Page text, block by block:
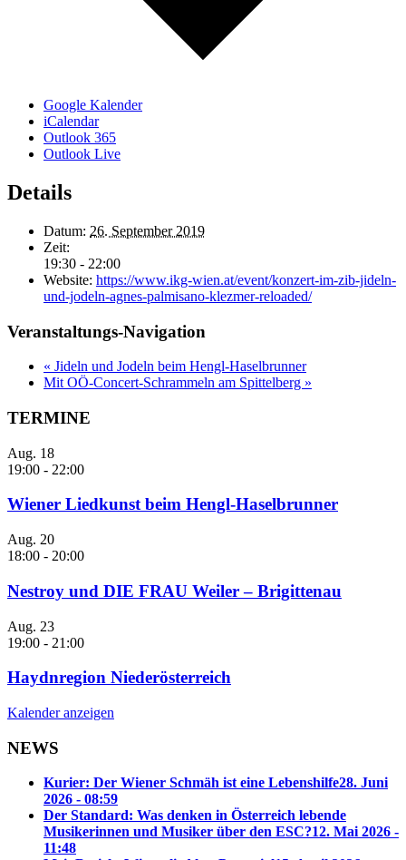
Google Kalender
iCalendar
Outlook 365
Outlook Live
Details
Datum: 26. September 2019
Zeit:
19:30 - 22:00
Website: https://www.ikg-wien.at/event/konzert-im-zib-jideln-
und-jodeln-agnes-palmisano-klezmer-reloaded/
Veranstaltungs-Navigation
« Jideln und Jodeln beim Hengl-Haselbrunner
Mit OÖ-Concert-Schrammeln am Spittelberg »
TERMINE
Aug. 18
19:00 - 22:00
Wiener Liedkunst beim Hengl-Haselbrunner
Aug. 20
18:00 - 20:00
Nestroy und DIE FRAU Weiler – Brigittenau
Aug. 23
19:00 - 21:00
Haydnregion Niederösterreich
Kalender anzeigen
NEWS
Kurier: Der Wiener Schmäh ist eine Lebenshilfe28. Juni
2026 - 08:59
Der Standard: Was denken in Österreich lebende
Musikerinnen und Musiker über den ESC?12. Mai 2026 -
11:48